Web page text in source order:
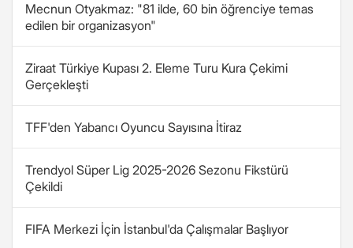
Mecnun Otyakmaz: "81 ilde, 60 bin öğrenciye temas
edilen bir organizasyon"
Ziraat Türkiye Kupası 2. Eleme Turu Kura Çekimi
Gerçekleşti
TFF'den Yabancı Oyuncu Sayısına İtiraz
Trendyol Süper Lig 2025-2026 Sezonu Fikstürü
Çekildi
FIFA Merkezi İçin İstanbul'da Çalışmalar Başlıyor